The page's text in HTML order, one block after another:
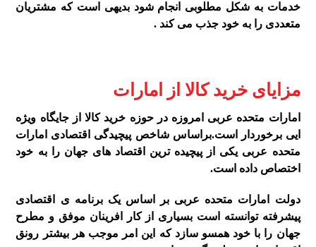
خدمات به شکل مطلوبی انجام شود بدیهی است که مشتریان
متعددی را به خود جذب می کند .
مزایای خرید کالا از امارات
امارات متحده عربی امروزه در حوزه خرید کالا از جایگاه ویژه
ایی برخوردار است.براساس شاخص پیچیدگی اقتصادی امارات
متحده عربی یکی از پیچیده ترین اقتصاد های جهان را به خود
اختصاص داده است.
دولت امارات متحده عربی بر اساس یک برنامه ی اقتصادی
پیشرفته توانسته است بسیاری از کار افرینان موفق و مطرح
جهان را با خود همسو سازد که این امر موجب هر بیشتر رونق